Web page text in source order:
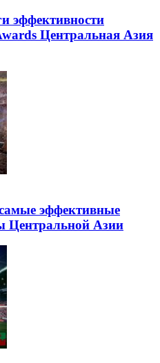
эффективности
Центральная Азия
эффективные
Центральной Азии